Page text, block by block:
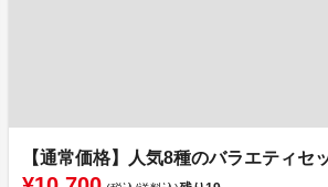
【通常価格】人気8種のバラエティセ